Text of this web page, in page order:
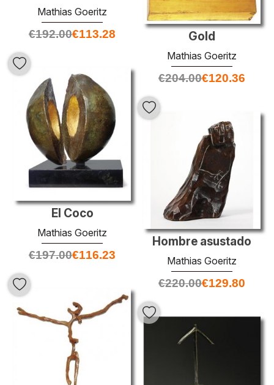
Mathias Goeritz
€192.00€113.28 Gold
Mathias Goeritz
€204.00€120.36
El Coco
Mathias Goeritz
€197.00€116.23
Hombre asustado
Mathias Goeritz
€220.00€129.80